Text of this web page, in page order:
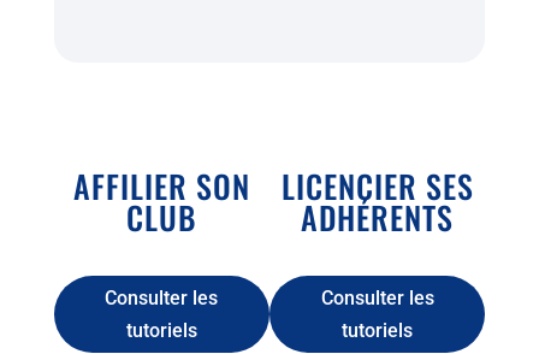
AFFILIER SON
CLUB
Consulter les
tutoriels
LICENCIER SES
ADHÉRENTS
Consulter les
tutoriels